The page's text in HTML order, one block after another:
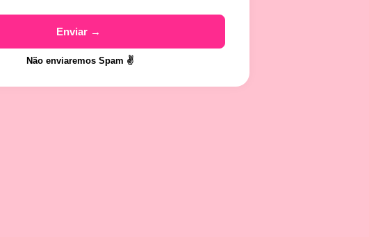
Não enviaremos Spam ✌️